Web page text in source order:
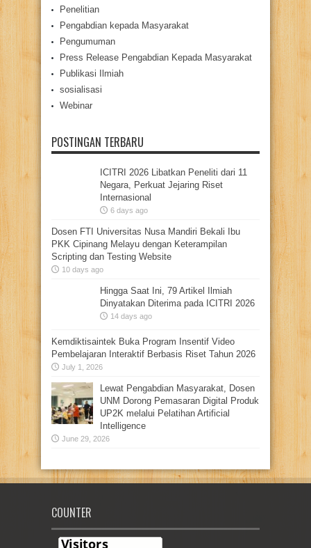
Penelitian
Pengabdian kepada Masyarakat
Pengumuman
Press Release Pengabdian Kepada Masyarakat
Publikasi Ilmiah
sosialisasi
Webinar
POSTINGAN TERBARU
ICITRI 2026 Libatkan Peneliti dari 11
Negara, Perkuat Jejaring Riset
Internasional
6 days ago
Dosen FTI Universitas Nusa Mandiri Bekali Ibu
PKK Cipinang Melayu dengan Keterampilan
Scripting dan Testing Website
10 days ago
Hingga Saat Ini, 79 Artikel Ilmiah
Dinyatakan Diterima pada ICITRI 2026
14 days ago
Kemdiktisaintek Buka Program Insentif Video
Pembelajaran Interaktif Berbasis Riset Tahun 2026
July 1, 2026
Lewat Pengabdian Masyarakat, Dosen
UNM Dorong Pemasaran Digital Produk
UP2K melalui Pelatihan Artificial
Intelligence
June 29, 2026
COUNTER